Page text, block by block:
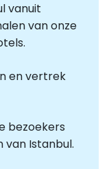
vanuit
van onze
en vertrek
bezoekers
van Istanbul.